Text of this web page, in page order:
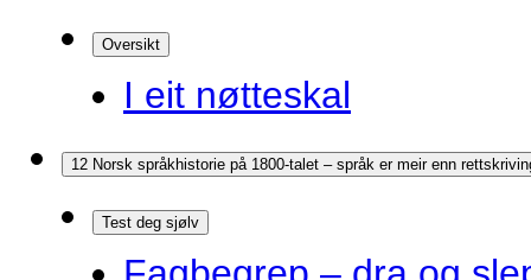
Oversikt
I eit nøtteskal
12 Norsk språkhistorie på 1800-talet – språk er meir enn
Test deg sjølv